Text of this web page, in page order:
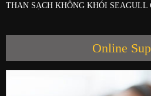
THAN SẠCH KHÔNG KHÓI SEAGULL
Online